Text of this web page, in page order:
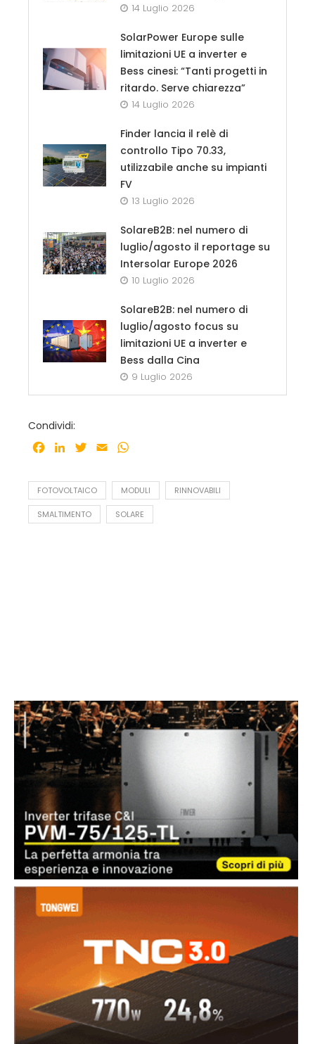
14 Luglio 2026
SolarPower Europe sulle
limitazioni UE a inverter e
Bess cinesi: “Tanti progetti in
ritardo. Serve chiarezza”
14 Luglio 2026
Finder lancia il relè di
controllo Tipo 70.33,
utilizzabile anche su impianti
FV
13 Luglio 2026
SolareB2B: nel numero di
luglio/agosto il reportage su
Intersolar Europe 2026
10 Luglio 2026
SolareB2B: nel numero di
luglio/agosto focus su
limitazioni UE a inverter e
Bess dalla Cina
9 Luglio 2026
Condividi:
Facebook
LinkedInTwitter
Email
FOTOVOLTAICO MODULI RINNOVABILI
SMALTIMENTO SOLARE